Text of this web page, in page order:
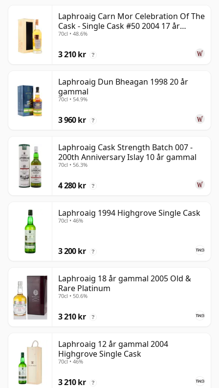
Laphroaig Carn Mor Celebration Of The
Cask - Single Cask #50 2004 17 år
gammal
70cl • 48.6%
3 210 kr ?
Laphroaig Dun Bheagan 1998 20 år
gammal
70cl • 54.9%
3 960 kr ?
Laphroaig Cask Strength Batch 007 -
200th Anniversary Islay 10 år gammal
70cl • 56.3%
4 280 kr ?
Laphroaig 1994 Highgrove Single Cask
70cl • 46%
3 200 kr ?
Laphroaig 18 år gammal 2005 Old &
Rare Platinum
70cl • 50.6%
3 210 kr ?
Laphroaig 12 år gammal 2004
Highgrove Single Cask
70cl • 46%
3 210 kr ?